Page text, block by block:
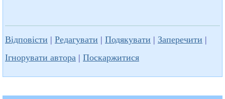
Відповісти | Редагувати | Подякувати | Заперечити |
Ігнорувати автора | Поскаржитися